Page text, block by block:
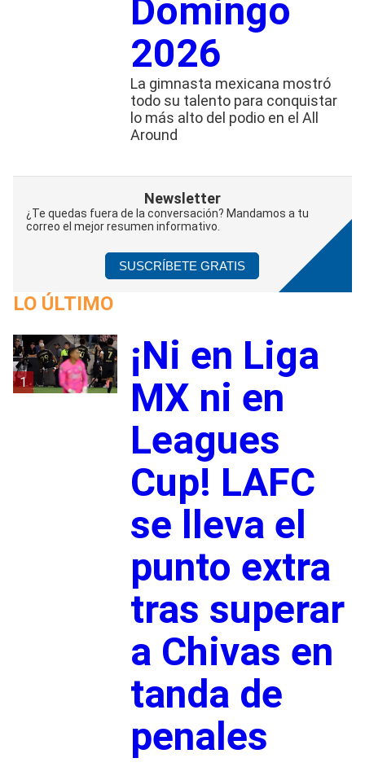
Domingo
2026
La gimnasta mexicana mostró
todo su talento para conquistar
lo más alto del podio en el All
Around
Newsletter
¿Te quedas fuera de la conversación? Mandamos a tu
correo el mejor resumen informativo.
SUSCRÍBETE GRATIS
LO ÚLTIMO
1
¡Ni en Liga
MX ni en
Leagues
Cup! LAFC
se lleva el
punto extra
tras superar
a Chivas en
tanda de
penales